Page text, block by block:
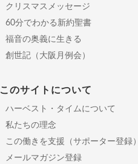
クリスマスメッセージ
60分でわかる新約聖書
福音の奥義に生きる
創世記（大阪月例会）
このサイトについて
ハーベスト・タイムについて
私たちの理念
この働きを支援（サポーター登録）
メールマガジン登録